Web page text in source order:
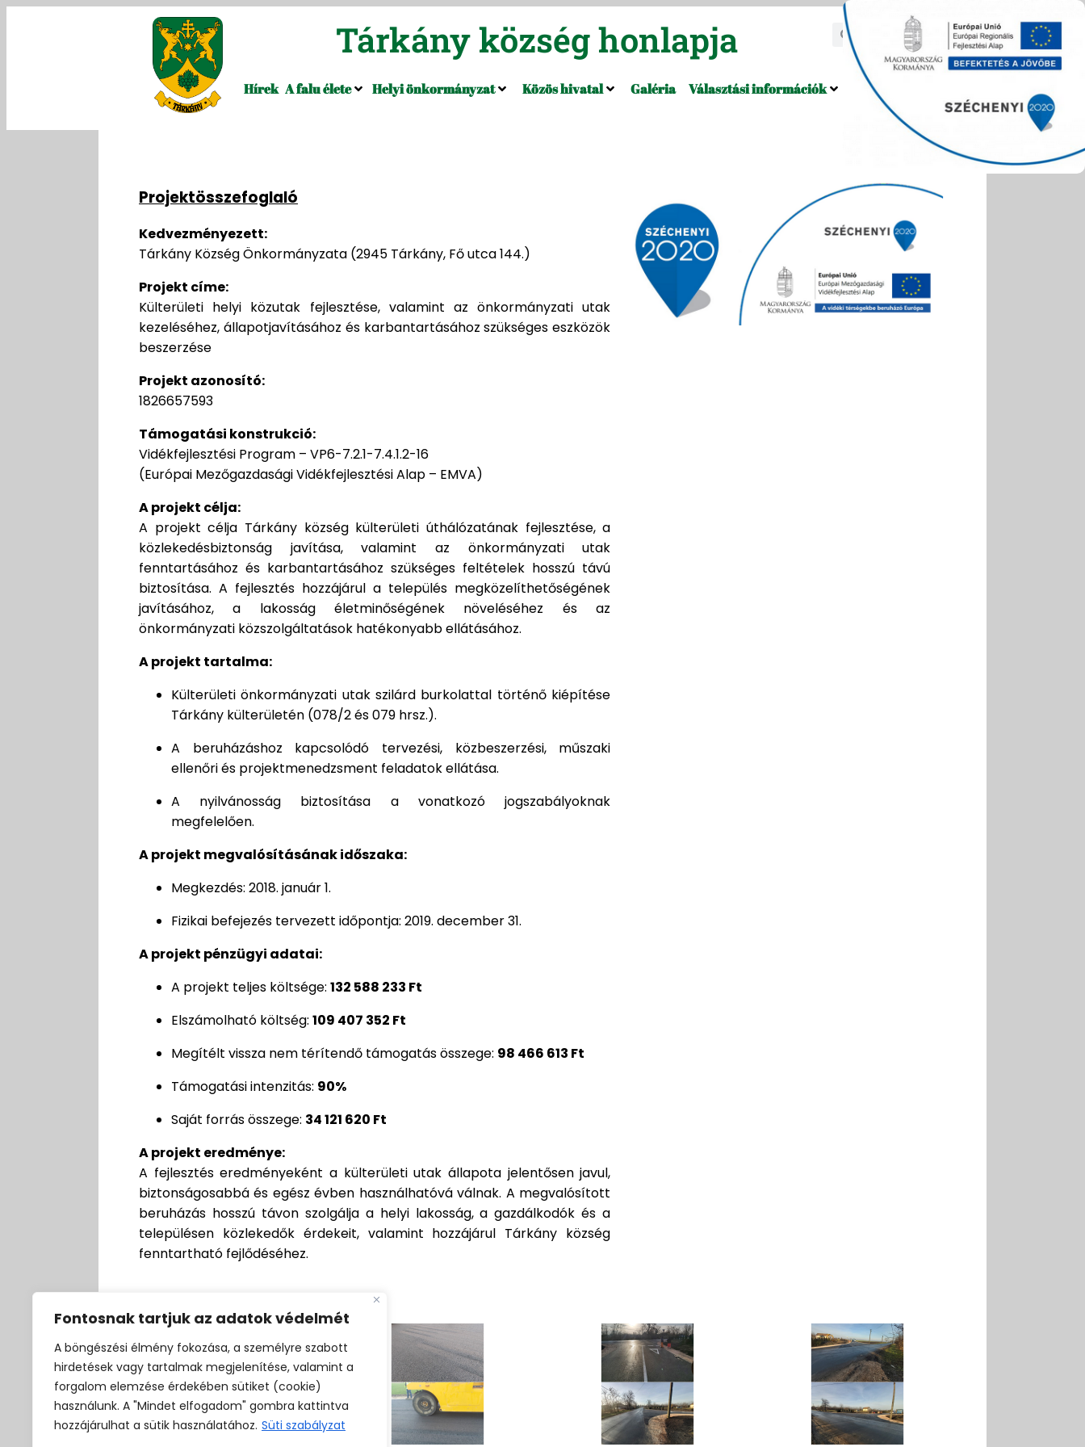
Fontosnak tartjuk az adatok védelmét
A böngészési élmény fokozása, a személyre szabott
hirdetések vagy tartalmak megjelenítése, valamint a
forgalom elemzése érdekében sütiket (cookie)
használunk. A "Mindet elfogadom" gombra kattintva
hozzájárulhat a sütik használatához. Süti szabályzat
Tárkány község honlapja
Hírek A falu élete Helyi önkormányzat Közös hivatal Galéria Választási információk
Projektösszefoglaló
Kedvezményezett:
Tárkány Község Önkormányzata (2945 Tárkány, Fő utca 144.)
Projekt címe:
Külterületi helyi közutak fejlesztése, valamint az önkormányzati utak
kezeléséhez, állapotjavításához és karbantartásához szükséges eszközök
beszerzése
Projekt azonosító:
1826657593
Támogatási konstrukció:
Vidékfejlesztési Program – VP6-7.2.1-7.4.1.2-16
(Európai Mezőgazdasági Vidékfejlesztési Alap – EMVA)
A projekt célja:
A projekt célja Tárkány község külterületi úthálózatának fejlesztése, a
közlekedésbiztonság javítása, valamint az önkormányzati utak
fenntartásához és karbantartásához szükséges feltételek hosszú távú
biztosítása. A fejlesztés hozzájárul a település megközelíthetőségének
javításához, a lakosság életminőségének növeléséhez és az
önkormányzati közszolgáltatások hatékonyabb ellátásához.
A projekt tartalma:
Külterületi önkormányzati utak szilárd burkolattal történő kiépítése
Tárkány külterületén (078/2 és 079 hrsz.).
A beruházáshoz kapcsolódó tervezési, közbeszerzési, műszaki
ellenőri és projektmenedzsment feladatok ellátása.
A nyilvánosság biztosítása a vonatkozó jogszabályoknak
megfelelően.
A projekt megvalósításának időszaka:
Megkezdés: 2018. január 1.
Fizikai befejezés tervezett időpontja: 2019. december 31.
A projekt pénzügyi adatai:
A projekt teljes költsége: 132 588 233 Ft
Elszámolható költség: 109 407 352 Ft
Megítélt vissza nem térítendő támogatás összege: 98 466 613 Ft
Támogatási intenzitás: 90%
Saját forrás összege: 34 121 620 Ft
A projekt eredménye:
A fejlesztés eredményeként a külterületi utak állapota jelentősen javul,
biztonságosabbá és egész évben használhatóvá válnak. A megvalósított
beruházás hosszú távon szolgálja a helyi lakosság, a gazdálkodók és a
településen közlekedők érdekeit, valamint hozzájárul Tárkány község
fenntartható fejlődéséhez.
Fotódokumentáció